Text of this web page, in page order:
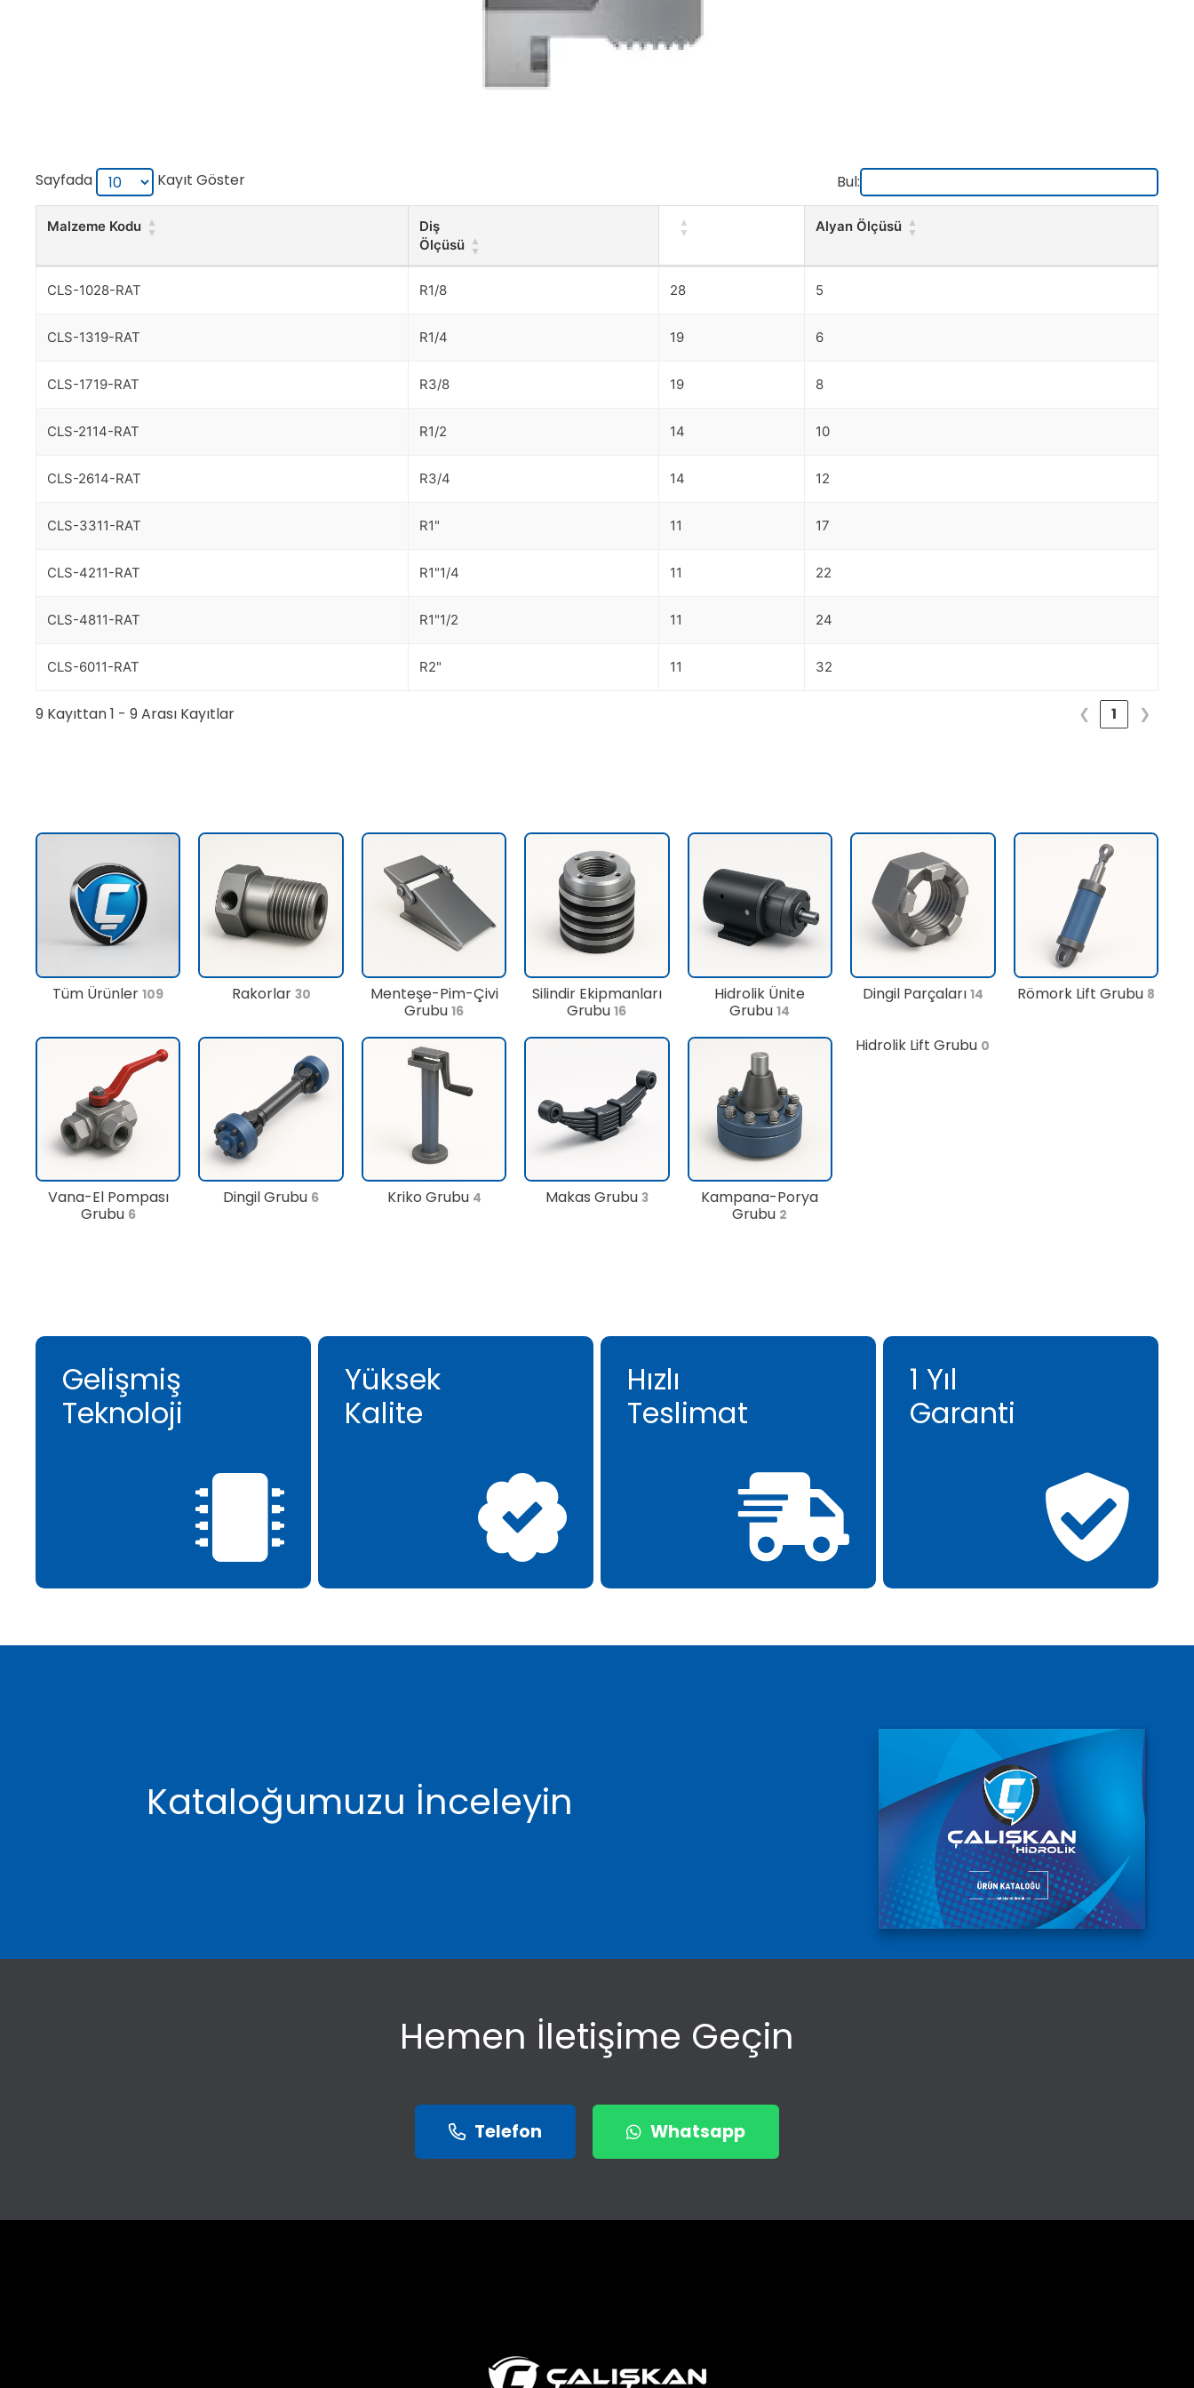
Sayfada Kayıt Göster Bul:
Malzeme Kodu
Diş
Ölçüsü
Alyan Ölçüsü
Ölçüsü
CLS-1028-RAT
R1/8 28 5
CLS-1319-RAT R1/4 19 6
CLS-1719-RAT R3/8 19 8
CLS-2114-RAT R1/2 14 10
CLS-2614-RAT R3/4 14 12
CLS-3311-RAT R1" 11 17
CLS-4211-RAT R1"1/4 11 22
CLS-4811-RAT R1"1/2 11 24
CLS-6011-RAT R2" 11 32
9 Kayıttan 1 - 9 Arası Kayıtlar ❮ 1 ❯
Tüm Ürünler109 Rakorlar 30
Menteşe-Pim-Çivi
Grubu16
Silindir Ekipmanları
Grubu16
Hidrolik Ünite
Grubu14
Dingil Parçaları 14 Römork Lift Grubu 8
Vana-El Pompası
Grubu 6
Dingil Grubu 6 Kriko Grubu 4 Makas Grubu 3
Kampana-Porya
Grubu 2
Hidrolik Lift Grubu 0
Gelişmiş
Teknoloji
Yüksek
Kalite
Hızlı
Teslimat
1 Yıl
Garanti
Kataloğumuzu İnceleyin
Hemen İletişime Geçin
Telefon Whatsapp